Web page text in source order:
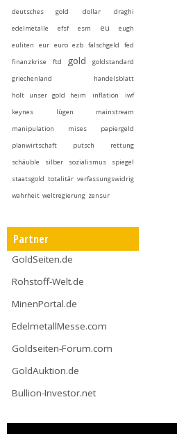
deutsches gold
dollar
draghi
edelmetalle
efsf esm eu
eugh
euliten
eur euro ezb falschgeld
fed
finanzkrise
ftd gold
goldstandard
griechenland
handelsblatt
holt unser gold heim
inflation
iwf
keynes
lügen
mainstream
manipulation
mises
papiergeld
planwirtschaft
putsch
rettung
schäuble
silber sozialismus
spiegel
staatsgold totalitär verfassungswidrig
wahrheit weltregierung zensur
Partner
GoldSeiten.de
Rohstoff-Welt.de
MinenPortal.de
EdelmetallMesse.com
Goldseiten-Forum.com
GoldAuktion.de
Bullion-Investor.net